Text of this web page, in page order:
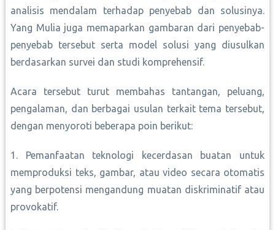
analisis mendalam terhadap penyebab dan solusinya.
Yang Mulia juga memaparkan gambaran dari penyebab-
penyebab tersebut serta model solusi yang diusulkan
berdasarkan survei dan studi komprehensif.
Acara tersebut turut membahas tantangan, peluang,
pengalaman, dan berbagai usulan terkait tema tersebut,
dengan menyoroti beberapa poin berikut:
1. Pemanfaatan teknologi kecerdasan buatan untuk
memproduksi teks, gambar, atau video secara otomatis
yang berpotensi mengandung muatan diskriminatif atau
provokatif.